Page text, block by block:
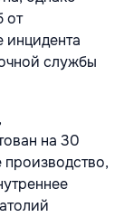
от
инцидента
службы
на 30